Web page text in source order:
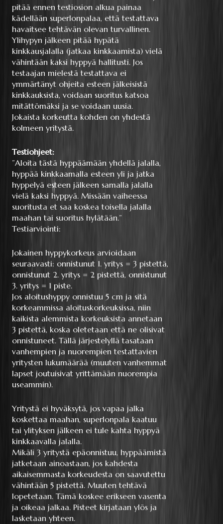
pitää ennen testiosion alkua painaa
kädellään superlonpalaa, että testattava
havaitsee tehtävän olevan turvallinen.
Ylihypyn jälkeen pitää hypätä
kinkkausjalalla (jatkaa kinkkaamista) vielä
vähintään kaksi hyppyä hallitusti. Jos
testaajan mielestä testattava ei
ymmärtänyt ohjeita esteen jälkeisistä
kinkkauksista, voidaan suoritus katsoa
mitättömäksi ja se voidaan uusia.
Jokaista korkeutta kohden on yhdestä
kolmeen yritystä.
Testiohjeet:
”Aloita tästä hyppäämään yhdellä jalalla,
hyppää kinkkaamalla esteen yli ja jatka
hyppelyä esteen jälkeen samalla jalalla
vielä kaksi hyppyä. Missään vaiheessa
suoritusta et saa koskea toisella jalalla
maahan tai suoritus hylätään.”
Testiarviointi:
Jokainen hyppykorkeus arvioidaan
seuraavasti: onnistunut 1. yritys = 3 pistettä,
onnistunut 2. yritys = 2 pistettä, onnistunut
3. yritys = 1 piste.
Jos aloitushyppy onnistuu 5 cm ja sitä
korkeammissa aloituskorkeuksissa, niin
kaikista alemmista korkeuksista annetaan
3 pistettä, koska oletetaan että ne olisivat
onnistuneet. Tällä järjestelyllä tasataan
vanhempien ja nuorempien testattavien
yritysten lukumäärää (muuten vanhemmat
lapset joutuisivat yrittämään nuorempia
useammin).
Yritystä ei hyväksytä, jos vapaa jalka
koskettaa maahan, superlonpala kaatuu
tai ylityksen jälkeen ei tule kahta hyppyä
kinkkaavalla jalalla.
Mikäli 3 yritystä epäonnistuu, hyppäämistä
jatketaan ainoastaan, jos kahdesta
aikaisemmasta korkeudesta on saavutettu
vähintään 5 pistettä. Muuten tehtävä
lopetetaan. Tämä koskee erikseen vasenta
ja oikeaa jalkaa. Pisteet kirjataan ylös ja
lasketaan yhteen.